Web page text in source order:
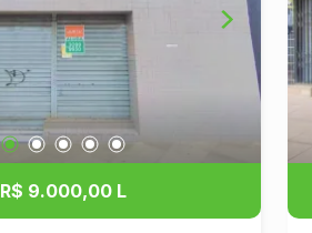
R$ 9.000,00 L